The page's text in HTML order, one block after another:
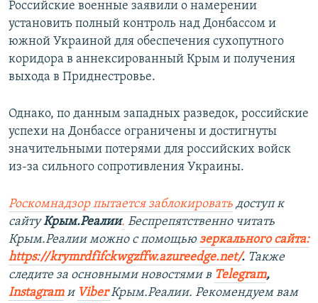
Российские военные заявили о намерении
установить полный контроль над Донбассом и
южной Украиной для обеспечения сухопутного
коридора в аннексированный Крым и получения
выхода в Приднестровье.
Однако, по данным западных разведок, российские
успехи на Донбассе ограничены и достигнуты
значительными потерями для российских войск
из-за сильного сопротивления Украины.
Роскомнадзор пытается заблокировать доступ к
сайтуКрым.Реалии. Беспрепятственно читать
Крым.Реалии можно с помощью зеркального сайта:
https://krymrdfifckwgzffw.azureedge.net/. ​ Также
следите за основными новостями в Telegram,
Instagram и ViberКрым.Реалии. Рекомендуем вам